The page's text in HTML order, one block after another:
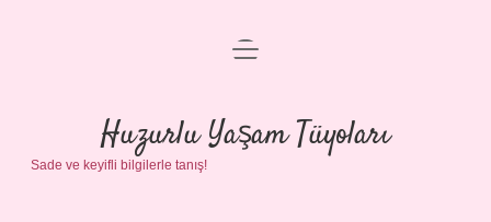
Anasayfa
Gizlilik Politikası
Yasal Uyarı
menüyü
Huzurlu Yaşam Tüyoları
Sade ve keyifli bilgilerle tanış!